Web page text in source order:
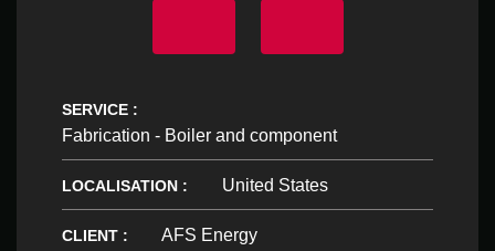
SERVICE :
Fabrication - Boiler and component
LOCALISATION : United States
CLIENT : AFS Energy